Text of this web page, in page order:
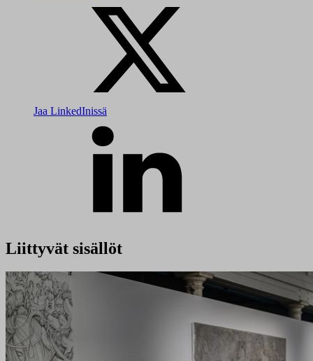
Jaa LinkedInissä
Liittyvät sisällöt